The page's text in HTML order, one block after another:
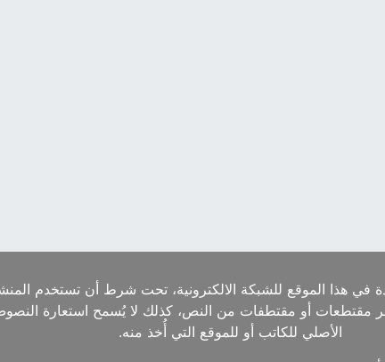
في هذا الموقع للشبكة الالكترونية، تحت شرط أن تستخدم
مقتطعات أو مقتطفات من النص، كذلك لا يُسمح استعارة
الأصلي للكاتب أو للموقع التي أُخذ منه.